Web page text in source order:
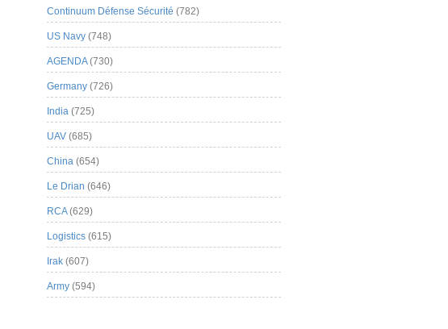
Continuum Défense Sécurité (782)
US Navy (748)
AGENDA(730)
Germany (726)
India (725)
UAV (685)
China (654)
Le Drian (646)
RCA(629)
Logistics (615)
Irak (607)
Army (594)